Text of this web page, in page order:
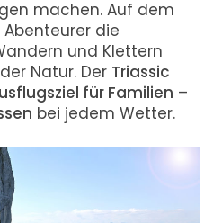
machen. Auf dem
die
und Klettern
Natur. Der Triassic
für Familien –
bei jedem Wetter.